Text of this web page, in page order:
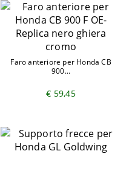
Faro anteriore per Honda CB
900...
€ 59,45